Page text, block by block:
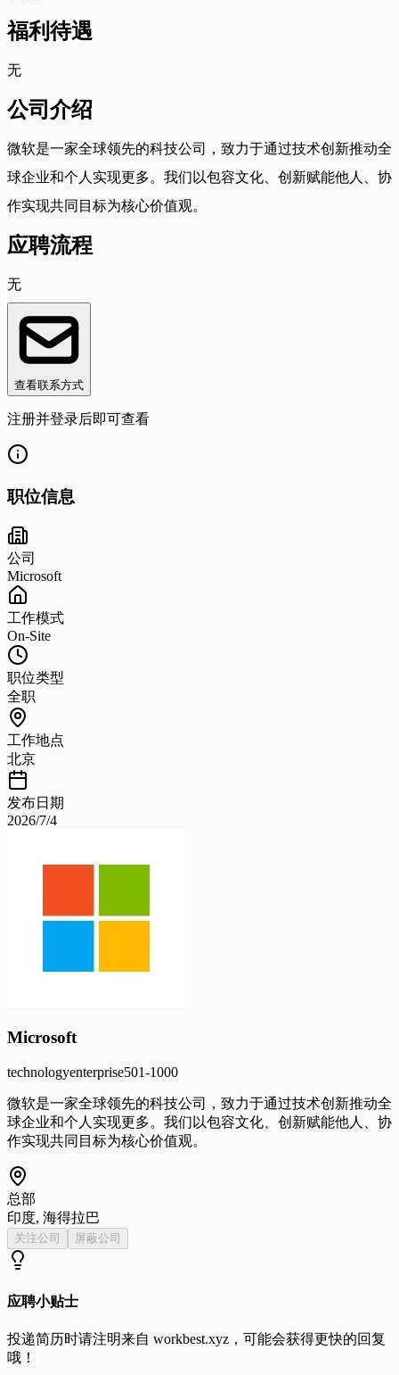
福利待遇
无
公司介绍
微软是一家全球领先的科技公司，致力于通过技术创新推动全
球企业和个人实现更多。我们以包容文化、创新赋能他人、协
作实现共同目标为核心价值观。
应聘流程
无
查看联系方式
注册并登录后即可查看
职位信息
公司
Microsoft
工作模式
On-Site
职位类型
全职
工作地点
北京
发布日期
2026/7/4
Microsoft
technologyenterprise501-1000
微软是一家全球领先的科技公司，致力于通过技术创新推动全
球企业和个人实现更多。我们以包容文化、创新赋能他人、协
作实现共同目标为核心价值观。
总部
印度, 海得拉巴
关注公司 屏蔽公司
应聘小贴士
投递简历时请注明来自 workbest.xyz ，可能会获得更快的回复
哦！